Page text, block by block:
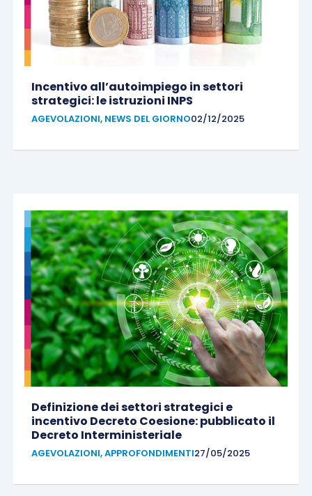
Incentivo all’autoimpiego in settori
strategici: le istruzioni INPS
AGEVOLAZIONI, NEWS DEL GIORNO02/12/2025
Definizione dei settori strategici e
incentivo Decreto Coesione: pubblicato il
Decreto Interministeriale
AGEVOLAZIONI,APPROFONDIMENTI27/05/2025